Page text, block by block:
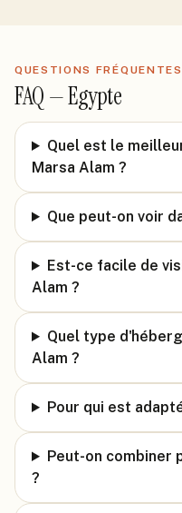
QUESTIONS FRÉQUENTES
FAQ —Egypte
Quel est le
Marsa Alam ?
Que peut-on voir
Est-ce facile de
Alam ?
Quel type
Alam ?
Pour qui est
Peut-on combiner
?